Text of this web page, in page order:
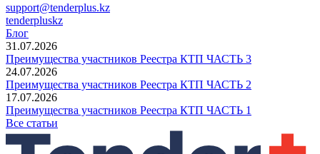
support@tenderplus.kz
tenderpluskz
Блог
31.07.2026
Преимущества участников Реестра КТП ЧАСТЬ 3
24.07.2026
Преимущества участников Реестра КТП ЧАСТЬ 2
17.07.2026
Преимущества участников Реестра КТП ЧАСТЬ 1
Все статьи